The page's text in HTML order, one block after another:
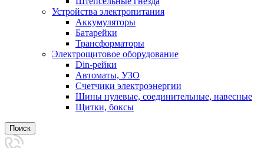
Устройства электропитания
Аккумуляторы
Батарейки
Трансформаторы
Электрощитовое оборудование
Din-рейки
Автоматы, УЗО
Счетчики электроэнергии
Шины нулевые, соединительные, навесные
Щитки, боксы
Поиск